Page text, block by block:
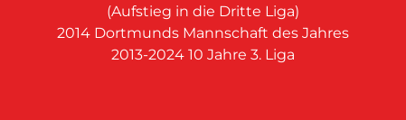
(Aufstieg in die Dritte Liga)
2014 Dortmunds Mannschaft des Jahres
2013-2024 10 Jahre 3. Liga